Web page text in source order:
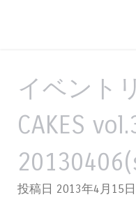
イベント
CAKES
投稿日 2013年4月15